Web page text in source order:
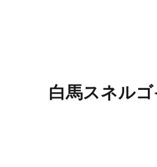
白馬スネル